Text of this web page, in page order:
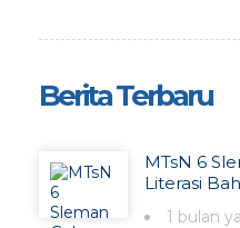
Berita Terbaru
MTsN 6
Literasi
1 bulan